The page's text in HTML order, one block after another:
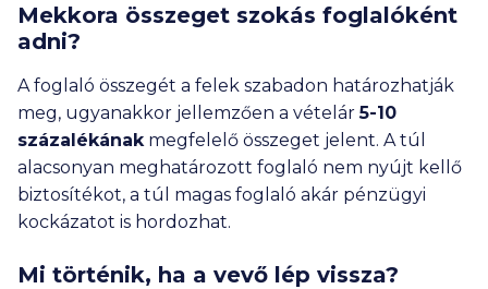
Mekkora összeget szokás foglalóként
adni?
A foglaló összegét a felek szabadon határozhatják
meg, ugyanakkor jellemzően a vételár5-10
százalékának megfelelő összeget jelent. A túl
alacsonyan meghatározott foglaló nem nyújt kellő
biztosítékot, a túl magas foglaló akár pénzügyi
kockázatot is hordozhat.
Mi történik, ha a vevő lép vissza?